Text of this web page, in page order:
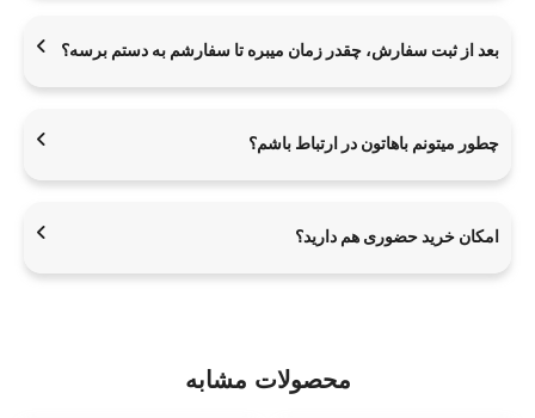
بعد از ثبت سفارش، چقدر زمان میبره تا سفارشم به دستم برسه؟
چطور میتونم باهاتون در ارتباط باشم؟
امکان خرید حضوری هم دارید؟
محصولات مشابه